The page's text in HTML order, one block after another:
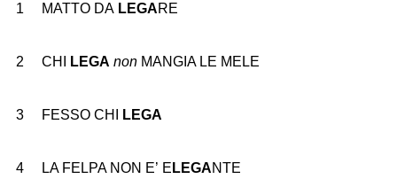
1 MATTO DA LEGARE
2 CHI LEGA non MANGIA LE MELE
3 FESSO CHI LEGA
4 LA FELPA NON E’ E LEGANTE